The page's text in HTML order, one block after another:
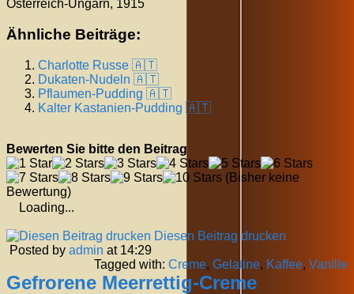
Österreich-Ungarn, 1915
Ähnliche Beiträge:
Charlotte Russe 🇦🇹
Dukaten-Nudeln 🇦🇹
Pflaumen-Pudding 🇦🇹
Kalter Kastanien-Pudding 🇦🇹
Bewerten Sie bitte den Beitrag
(Bisher keine
Bewertung)
Loading...
Diesen Beitrag drucken
Posted by admin at 14:29
Tagged with: Creme, Gelatine, Kaffee, Vanille
Gefrorene Meerrettig-Creme